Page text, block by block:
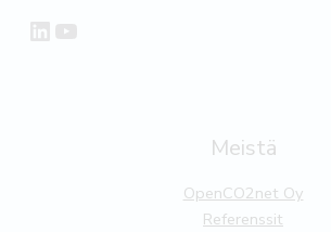
LinkedIn
YouTube
Meistä
OpenCO2net Oy
Referenssit